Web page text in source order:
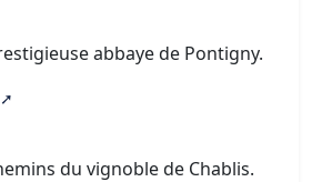
abbaye de Pontigny.
du vignoble de Chablis.